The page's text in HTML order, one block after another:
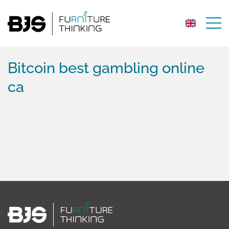
Bitcoin best gambling online
ca